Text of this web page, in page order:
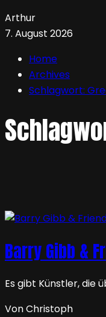
Arthur
7. August 2026
Home
Archives
Schlagwort:
Barry Gibb &
Es gibt Künstler, die
Von Christoph